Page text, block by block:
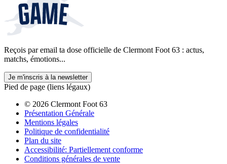
Reçois par email ta dose officielle de Clermont Foot 63 : actus,
matchs, émotions...
Je m'inscris à la newsletter
Pied de page (liens légaux)
© 2026 Clermont Foot 63
Présentation Générale
Mentions légales
Politique de confidentialité
Plan du site
Accessibilité: Partiellement conforme
Conditions générales de vente